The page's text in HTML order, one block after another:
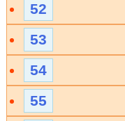
52
53
54
55